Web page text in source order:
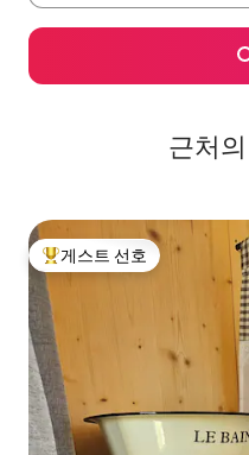
근처
상위 게스트 선호
게스트 선호